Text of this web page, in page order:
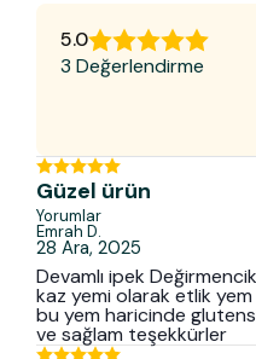
5.0
3 Değerlendirme
Güzel ürün
Yorumlar
Emrah D.
28 Ara, 2025
Devamlı ipek
kaz yemi olarak etlik yem
bu yem haricinde
ve sağlam teşekkürler